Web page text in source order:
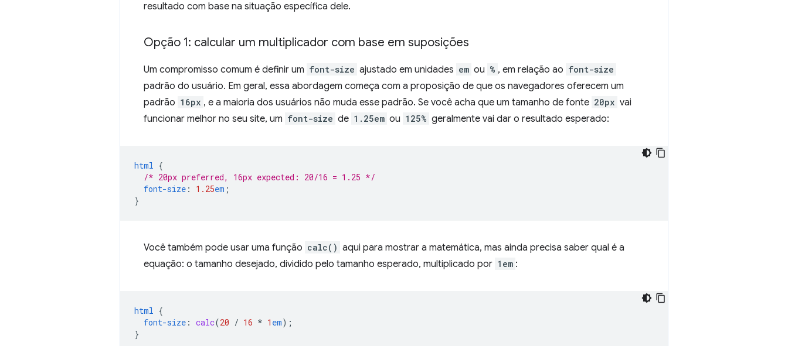
resultado com base na situação específica dele.
Opção 1: calcular um multiplicador com base em suposições
Um compromisso comum é definir um font-size ajustado em unidades em ou % , em relação ao font-size
padrão do usuário. Em geral, essa abordagem começa com a proposição de que os navegadores oferecem um
padrão 16px , e a maioria dos usuários não muda esse padrão. Se você acha que um tamanho de fonte 20px vai
funcionar melhor no seu site, um font-size de 1.25em ou 125% geralmente vai dar o resultado esperado:
html {
/* 20px preferred, 16px expected: 20/16 = 1.25 */
font-size : 1.25em ;
}
Você também pode usar uma função calc() aqui para mostrar a matemática, mas ainda precisa saber qual é a
equação: o tamanho desejado, dividido pelo tamanho esperado, multiplicado por 1em :
html {
font-size : calc(20 / 16 * 1 em);
}